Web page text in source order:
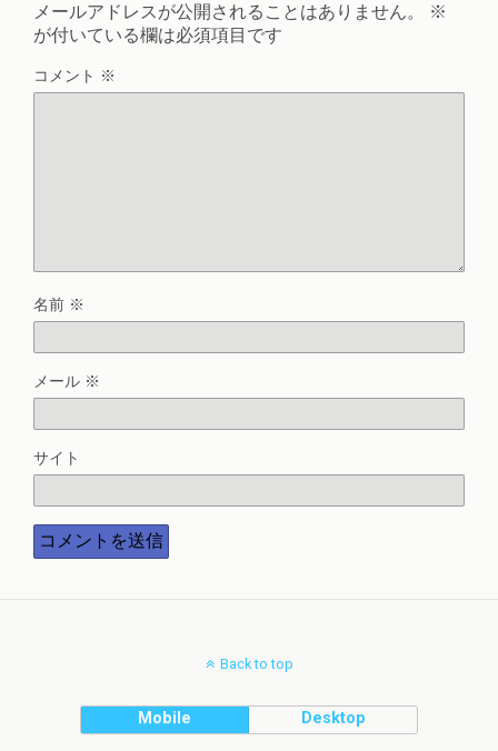
メールアドレスが公開されることはありません。
※
が付いている欄は必須項目です
コメント ※
名前 ※
メール ※
サイト
Back to top
Mobile Desktop